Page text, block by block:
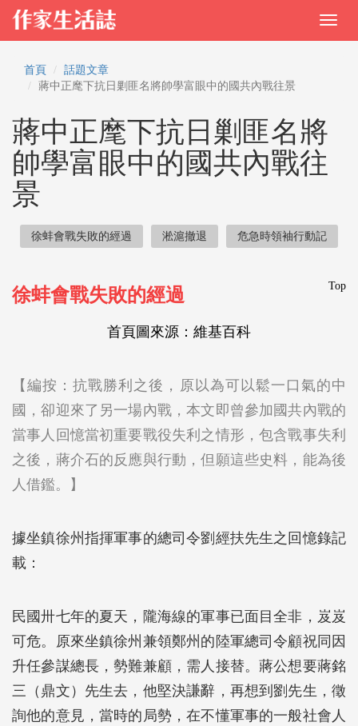
首頁
話題文章
蔣中正麾下抗日剿匪名將帥學富眼中的國共內戰往景
蔣中正麾下抗日剿匪名將
帥學富眼中的國共內戰往
景
徐蚌會戰失敗的經過 淞滬撤退 危急時領袖行動記
Top
徐蚌會戰失敗的經過
首頁圖來源： 維基百科
【編按：抗戰勝利之後，原以為可以鬆一口氣的中
國，卻迎來了另一場內戰，本文即曾參加國共內戰的
當事人回憶當初重要戰役失利之情形，包含戰事失利
之後，蔣介石的反應與行動，但願這些史料，能為後
人借鑑。】
據坐鎮徐州指揮軍事的總司令劉經扶先生之回憶錄記
載：
民國卅七年的夏天，隴海線的軍事已面目全非，岌岌
可危。原來坐鎮徐州兼領鄭州的陸軍總司令顧祝同因
升任參謀總長，勢難兼顧，需人接替。蔣公想要蔣銘
三（鼎文）先生去，他堅決謙辭，再想到劉先生，徵
詢他的意見，當時的局勢，在不懂軍事的一般社會人